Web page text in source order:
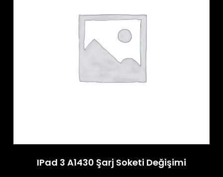
IPad 3 A1430 Şarj Soketi Değişimi